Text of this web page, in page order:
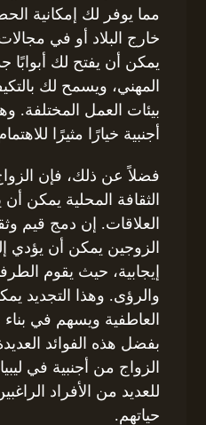
مما يوفر لك إمكانية
خارج البلاد أو في
يمكن أن يفتح لك أبوابًا
المهني، ويسمح لك
بيئات العمل المختلفة.
أجنبية خيارًا مثيرًا
فضلاً عن ذلك، فإن
الثقافة المحلية يمكن
العلاقات. إن دمج قيم
الزوجين يمكن أن يؤدي
إيجابية، حيث يقوم
والرؤى. وهذا التجديد
العاطفية ويسهم في
بفضل هذه الفوائد
الزواج من أجنبية في
للعديد من الأفراد
حياتهم.